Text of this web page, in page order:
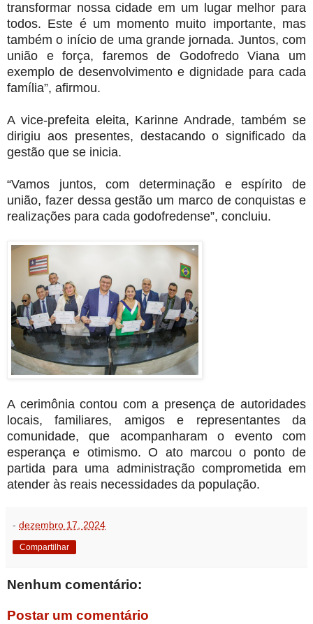
transformar nossa cidade em um lugar melhor para
todos. Este é um momento muito importante, mas
também o início de uma grande jornada. Juntos, com
união e força, faremos de Godofredo Viana um
exemplo de desenvolvimento e dignidade para cada
família”, afirmou.
A vice-prefeita eleita, Karinne Andrade, também se
dirigiu aos presentes, destacando o significado da
gestão que se inicia.
“Vamos juntos, com determinação e espírito de
união, fazer dessa gestão um marco de conquistas e
realizações para cada godofredense”, concluiu.
A cerimônia contou com a presença de autoridades
locais, familiares, amigos e representantes da
comunidade, que acompanharam o evento com
esperança e otimismo. O ato marcou o ponto de
partida para uma administração comprometida em
atender às reais necessidades da população.
- dezembro 17, 2024
Compartilhar
Nenhum comentário:
Postar um comentário